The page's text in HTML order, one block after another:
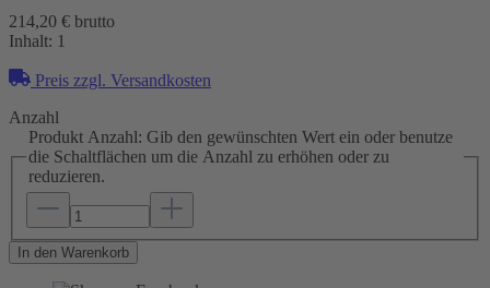
214,20 € brutto
Inhalt: 1
Preis zzgl. Versandkosten
Anzahl
Produkt Anzahl: Gib den gewünschten Wert ein oder benutze
die Schaltflächen um die Anzahl zu erhöhen oder zu
reduzieren.
In den Warenkorb